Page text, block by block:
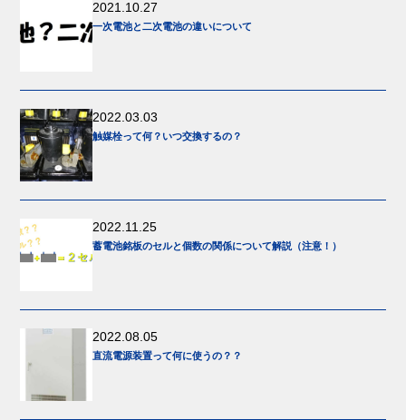
2021.10.27
一次電池と二次電池の違いについて
2022.03.03
触媒栓って何？いつ交換するの？
2022.11.25
蓄電池銘板のセルと個数の関係について解説（注意！）
2022.08.05
直流電源装置って何に使うの？？